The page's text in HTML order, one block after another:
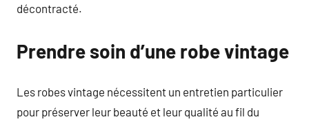
décontracté.
Prendre soin d’une robe vintage
Les robes vintage nécessitent un entretien particulier
pour préserver leur beauté et leur qualité au fil du